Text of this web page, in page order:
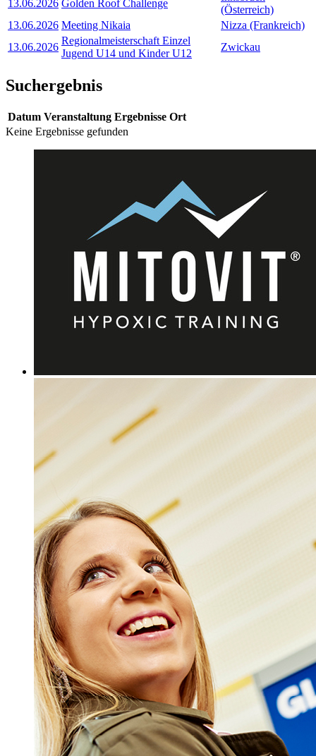
13.06.2026 Golden Roof Challenge
(Österreich)
13.06.2026 Meeting Nikaia
Nizza (Frankreich)
13.06.2026
Regionalmeisterschaft Einzel
Jugend U14 und Kinder U12
Zwickau
Suchergebnis
Datum Veranstaltung Ergebnisse Ort
Keine Ergebnisse gefunden